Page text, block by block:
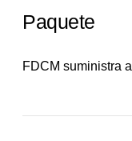
Paquete
FDCM suministra